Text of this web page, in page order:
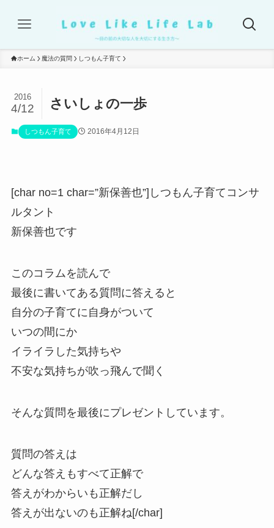
ホーム 魔法の質問 しつもん子育て
さいしょの一歩
2016
4/12
しつもん子育て 2016年4月12日
[char no=1 char=”新保善也”]しつもん子育てコンサ
ルタント
新保善也です
このコラムを読んで
最後に書いてある質問に答えると
自分の子育てに自身がついて
いつの間にか
イライラした気持ちや
不安な気持ちが吹っ飛んで聞く
そんな質問を最後にプレゼントしています。
質問の答えは
どんな答えもすべて正解で
答えがわからいも正解だし
答えが出ないのも正解ね[/char]